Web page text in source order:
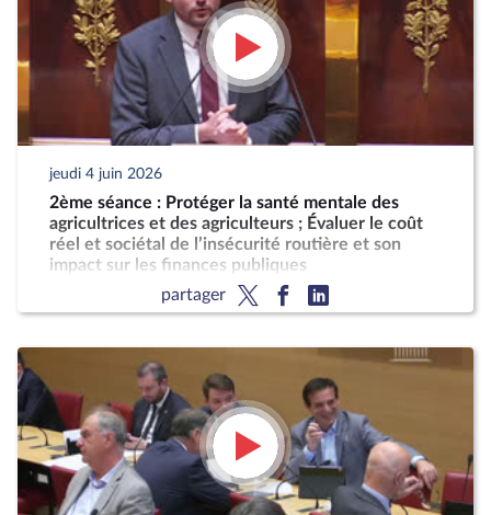
jeudi 4 juin 2026
2ème séance : Protéger la santé mentale des
agricultrices et des agriculteurs ; Évaluer le coût
réel et sociétal de l’insécurité routière et son
impact sur les finances publiques
partager